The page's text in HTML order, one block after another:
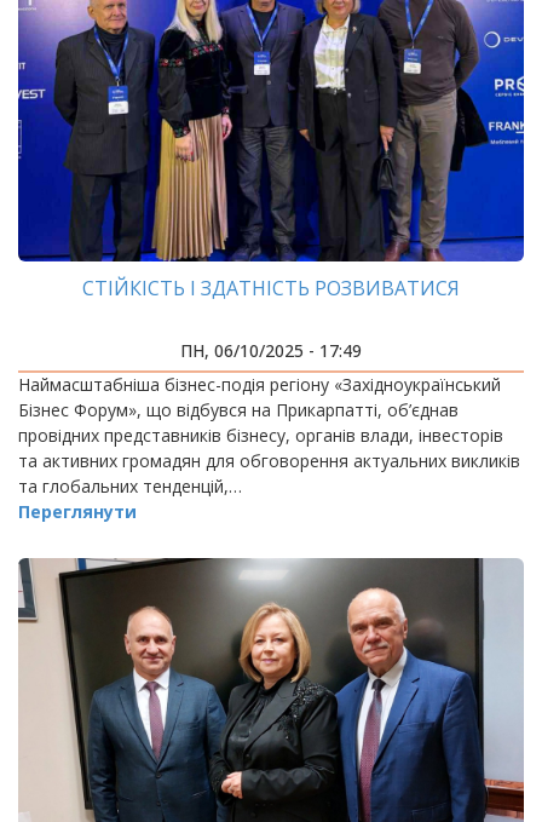
СТІЙКІСТЬ І ЗДАТНІСТЬ РОЗВИВАТИСЯ
ПН, 06/10/2025 - 17:49
Наймасштабніша бізнес-подія регіону «Західноукраїнський
Бізнес Форум», що відбувся на Прикарпатті, об’єднав
провідних представників бізнесу, органів влади, інвесторів
та активних громадян для обговорення актуальних викликів
та глобальних тенденцій,…
Переглянути